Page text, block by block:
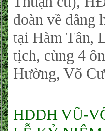
đoàn về
tại Hàm Tân,
tịch, cùng 4
Hường, Võ
HĐDH VŨ-